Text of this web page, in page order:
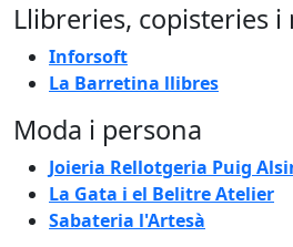
Llibreries, copisteries
Inforsoft
La Barretina llibres
Moda i persona
Joieria Rellotgeria Puig
La Gata i el Belitre Atelier
Sabateria l'Artesà